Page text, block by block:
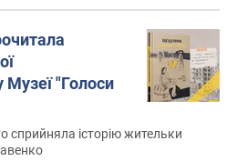
Музеї "Голоси
сприйняла історію жительки